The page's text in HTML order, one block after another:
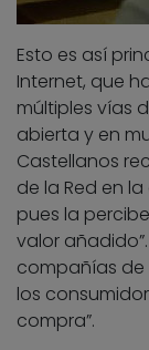
Esto es así
Internet, que
múltiples vías
abierta y en
Castellanos
de la Red en
pues la
valor
compañías de
los
compra”.